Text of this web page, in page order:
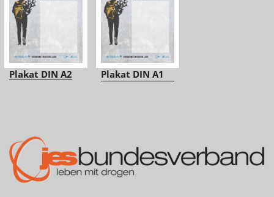
Plakat DIN A2 Plakat DIN A1